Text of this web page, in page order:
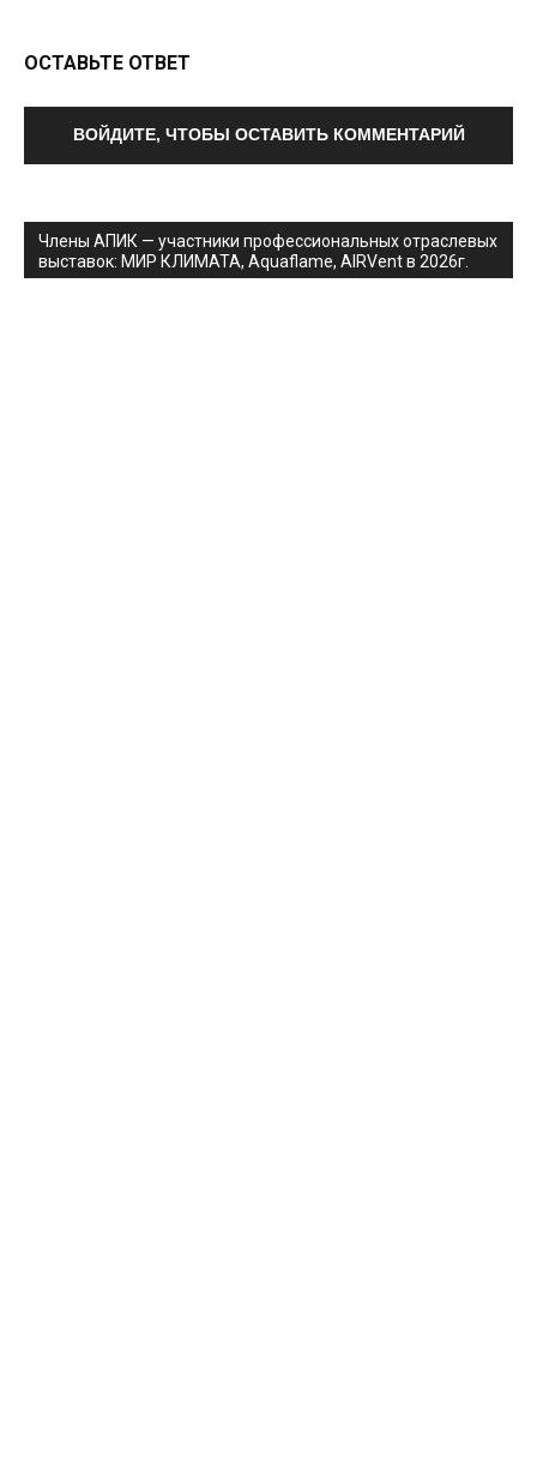
ОСТАВЬТЕ ОТВЕТ
ВОЙДИТЕ, ЧТОБЫ ОСТАВИТЬ КОММЕНТАРИЙ
Члены АПИК — участники профессиональных отраслевых
выставок: МИР КЛИМАТА, Aquaflame, AIRVent в 2026г.